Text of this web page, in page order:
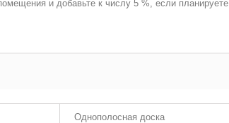
и добавьте к числу 5 %, если
Однополосная доска